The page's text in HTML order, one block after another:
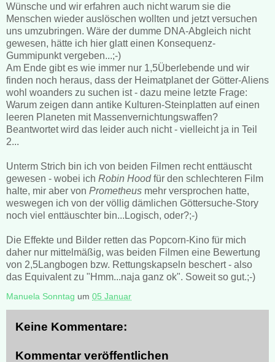
Wünsche und wir erfahren auch nicht warum sie die
Menschen wieder auslöschen wollten und jetzt versuchen
uns umzubringen. Wäre der dumme DNA-Abgleich nicht
gewesen, hätte ich hier glatt einen Konsequenz-
Gummipunkt vergeben...;-)
Am Ende gibt es wie immer nur 1,5Überlebende und wir
finden noch heraus, dass der Heimatplanet der Götter-Aliens
wohl woanders zu suchen ist - dazu meine letzte Frage:
Warum zeigen dann antike Kulturen-Steinplatten auf einen
leeren Planeten mit Massenvernichtungswaffen?
Beantwortet wird das leider auch nicht - vielleicht ja in Teil
2...
Unterm Strich bin ich von beiden Filmen recht enttäuscht
gewesen - wobei ich Robin Hoodfür den schlechteren Film
halte, mir aber von Prometheus mehr versprochen hatte,
weswegen ich von der völlig dämlichen Göttersuche-Story
noch viel enttäuschter bin...Logisch, oder?;-)
Die Effekte und Bilder retten das Popcorn-Kino für mich
daher nur mittelmäßig, was beiden Filmen eine Bewertung
von 2,5Langbogen bzw. Rettungskapseln beschert - also
das Equivalent zu "Hmm...naja ganz ok". Soweit so gut.;-)
Manuela Sonntag um 05 Januar
Keine Kommentare:
Kommentar veröffentlichen